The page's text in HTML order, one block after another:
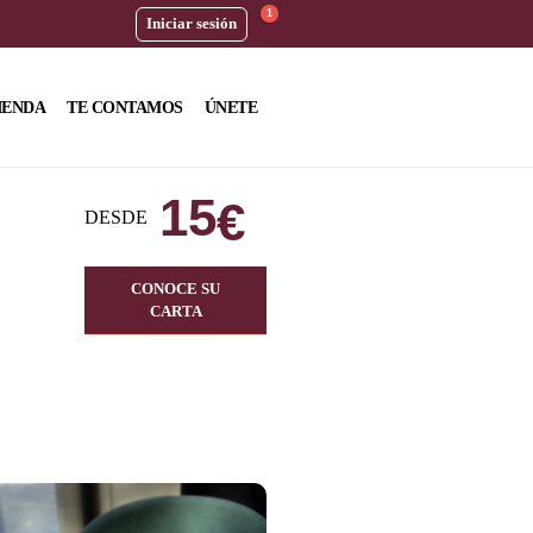
Iniciar sesión
1
TE CONTAMOS ÚNETE
DESDE 15€
CONOCE SU
CARTA